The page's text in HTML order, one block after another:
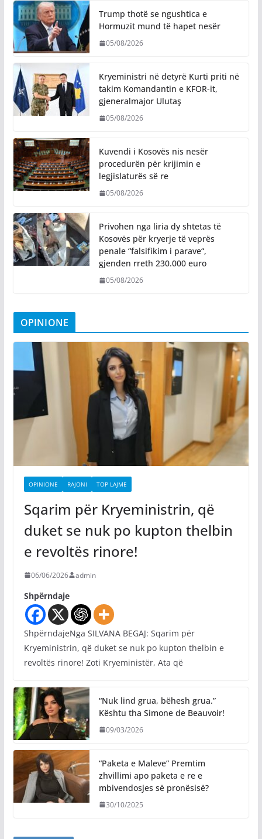
Trump thotë se ngushtica e
Hormuzit mund të hapet nesër
05/08/2026
Kryeministri në detyrë Kurti priti në
takim Komandantin e KFOR-it,
gjeneralmajor Ulutaş
05/08/2026
Kuvendi i Kosovës nis nesër
procedurën për krijimin e
legjislaturës së re
05/08/2026
Privohen nga liria dy shtetas të
Kosovës për kryerje të veprës
penale “falsifikim i parave“,
gjenden rreth 230.000 euro
05/08/2026
OPINIONE
OPINIONE RAJONI TOP LAJME
Sqarim për Kryeministrin, që
duket se nuk po kupton thelbin
e revoltës rinore!
06/06/2026 admin
Shpërndaje
ShpërndajeNga SILVANA BEGAJ: Sqarim për
Kryeministrin, që duket se nuk po kupton thelbin e
revoltës rinore! Zoti Kryeministër, Ata që
“Nuk lind grua, bëhesh grua.”
Kështu tha Simone de Beauvoir!
09/03/2026
“Paketa e Maleve” Premtim
zhvillimi apo paketa e re e
mbivendosjes së pronësisë?
30/10/2025